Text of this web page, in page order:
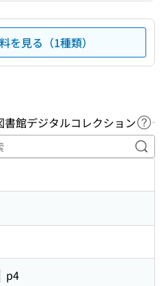
を見る（1種類）
館デジタルコレクション ヘ
キ
p4